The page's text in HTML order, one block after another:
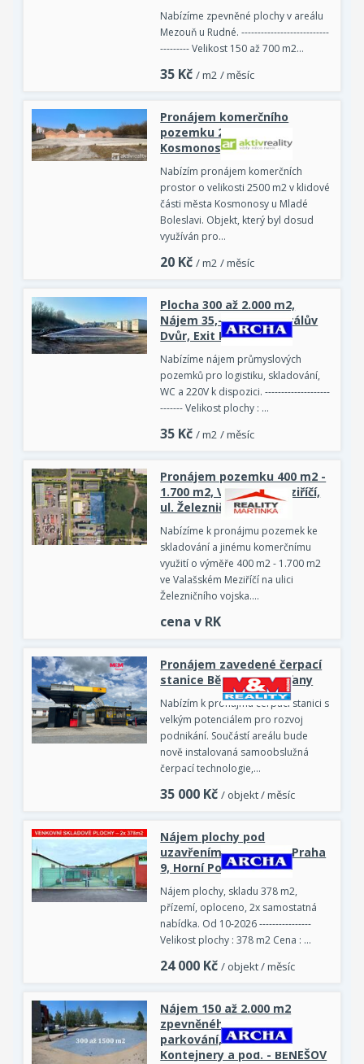
Nabízíme zpevněné plochy v areálu
Mezouň u Rudné. ---------------------------
--------- Velikost 150 až 700 m2…
35 Kč / m2 / měsíc
Pronájem komerčního
pozemku 2 500 m2,
Kosmonosy
Nabízím pronájem komerčních
prostor o velikosti 2500 m2 v klidové
části města Kosmonosy u Mladé
Boleslavi. Objekt, který byl dosud
využíván pro…
20 Kč / m2 / měsíc
Plocha 300 až 2.000 m2,
Nájem 35,-Kč/m2/m, Králův
Dvůr, Exit D5
Nabízíme nájem průmyslových
pozemků pro logistiku, skladování,
WC a 220V k dispozici. --------------------
------- Velikost plochy : …
35 Kč / m2 / měsíc
Pronájem pozemku 400 m2 -
1.700 m2, Valašské Meziříčí,
ul. Železničního vojska
Nabízíme k pronájmu pozemek ke
skladování a jinému komerčnímu
využití o výměře 400 m2 - 1.700 m2
ve Valašském Meziříčí na ulici
Železničního vojska.…
cena v RK
Pronájem zavedené čerpací
stanice Bělkovice-Lašťany
Nabízím k pronájmu čerpací stanici s
velkým potenciálem pro rozvoj
podnikání. Součástí areálu bude
nově instalovaná samoobslužná
čerpací technologie,…
35 000 Kč / objekt / měsíc
Nájem plochy pod
uzavřením, 2x 378 m2, Praha
9, Horní Počernice
Nájem plochy, skladu 378 m2,
přízemí, oploceno, 2x samostatná
nabídka. Od 10-2026 ----------------
Velikost plochy : 378 m2 Cena : …
24 000 Kč / objekt / měsíc
Nájem 150 až 2.000 m2
zpevněného pozemku,
parkování, sklady,
Kontejnery a pod. - BENEŠOV